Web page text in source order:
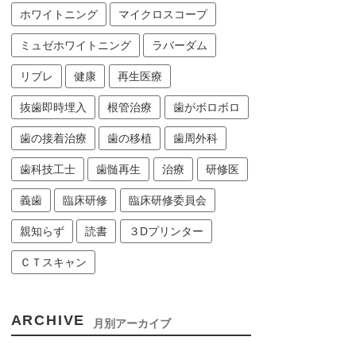
ホワイトニング マイクロスコープ
ミュゼホワイトニング ラバーダム
リブレ 健康 再生医療
抜歯即時埋入 根管治療 歯がボロボロ
歯の接着治療 歯の移植 歯周外科
歯科技工士 歯髄再生 治療 研修医
義歯 臨床研修 臨床研修委員会
親知らず 読書 ３Dプリンター
ＣＴスキャン
ARCHIVE 月別アーカイブ